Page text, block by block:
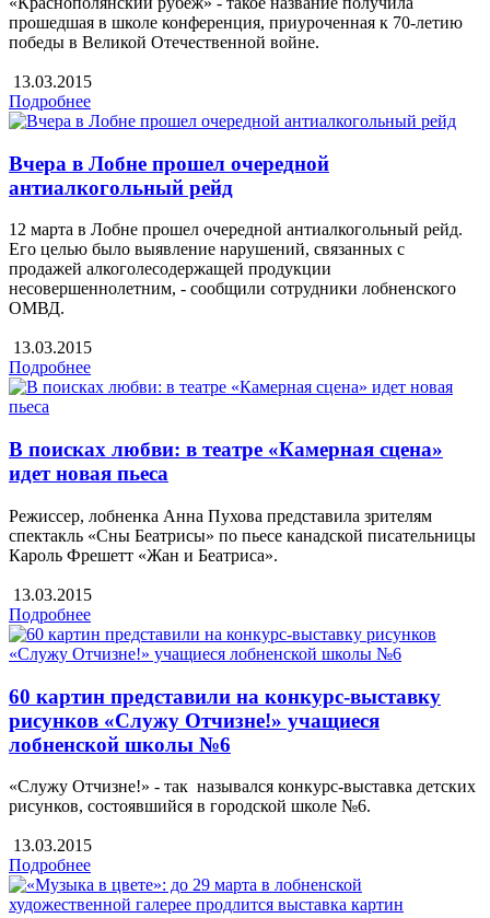
прошедшая в школе конференция, приуроченная к 70-летию
победы в Великой Отечественной войне.
13.03.2015
Подробнее
Вчера в Лобне прошел очередной
антиалкогольный рейд
12 марта в Лобне прошел очередной антиалкогольный рейд.
Его целью было выявление нарушений, связанных с
продажей алкоголесодержащей продукции
несовершеннолетним, - сообщили сотрудники лобненского
ОМВД.
13.03.2015
Подробнее
В поисках любви: в театре «Камерная сцена»
идет новая пьеса
Режиссер, лобненка Анна Пухова представила зрителям
спектакль «Сны Беатрисы» по пьесе канадской писательницы
Кароль Фрешетт «Жан и Беатриса».
13.03.2015
Подробнее
60 картин представили на конкурс-выставку
рисунков «Служу Отчизне!» учащиеся
лобненской школы №6
«Служу Отчизне!» - так назывался конкурс-выставка детских
рисунков, состоявшийся в городской школе №6.
13.03.2015
Подробнее